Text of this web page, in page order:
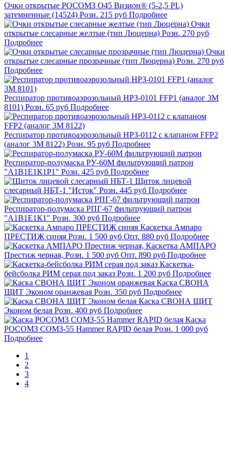
Очки открытые РОСОМЗ О45 Визион® (5-2,5 PL)
затемненные (14524) Розн. 215 руб Подробнее
Очки
открытые слесарные желтые (тип Люцерна) Розн. 270 руб
Подробнее
Очки
открытые слесарные прозрачные (тип Люцерна) Розн. 270 руб
Подробнее
Респиратор противоаэрозольный НРЗ-0101 FFP1 (аналог 3М
8101) Розн. 65 руб Подробнее
Респиратор противоаэрозольный НРЗ-0112 с клапаном FFP2
(аналог 3М 8122) Розн. 95 руб Подробнее
Респиратор-полумаска РУ-60М фильтрующий патрон
"А1В1Е1К1Р1" Розн. 425 руб Подробнее
Щиток лицевой
слесарный НБТ-1 "Исток" Розн. 445 руб Подробнее
Респиратор-полумаска РПГ-67 фильтрующий патрон
"А1В1Е1К1" Розн. 300 руб Подробнее
Каскетка Ампаро
ПРЕСТИЖ синяя Розн. 1 500 руб Опт. 880 руб Подробнее
Каскетка АМПАРО
Престиж черная, Розн. 1 500 руб Опт. 890 руб Подробнее
Каскетка-
бейсболка РИМ серая под заказ Розн. 1 200 руб Подробнее
Каска СВОНА
ЩИТ Эконом оранжевая Розн. 350 руб Подробнее
Каска СВОНА ЩИТ
Эконом белая Розн. 400 руб Подробнее
Каска
РОСОМЗ СОМЗ-55 Hammer RAPID белая Розн. 1 000 руб
Подробнее
1
2
3
4